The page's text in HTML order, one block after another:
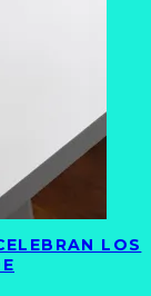
LOS